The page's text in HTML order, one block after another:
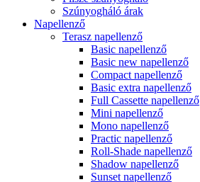
Szúnyogháló árak
Napellenző
Terasz napellenző
Basic napellenző
Basic new napellenző
Compact napellenző
Basic extra napellenző
Full Cassette napellenző
Mini napellenző
Mono napellenző
Practic napellenző
Roll-Shade napellenző
Shadow napellenző
Sunset napellenző